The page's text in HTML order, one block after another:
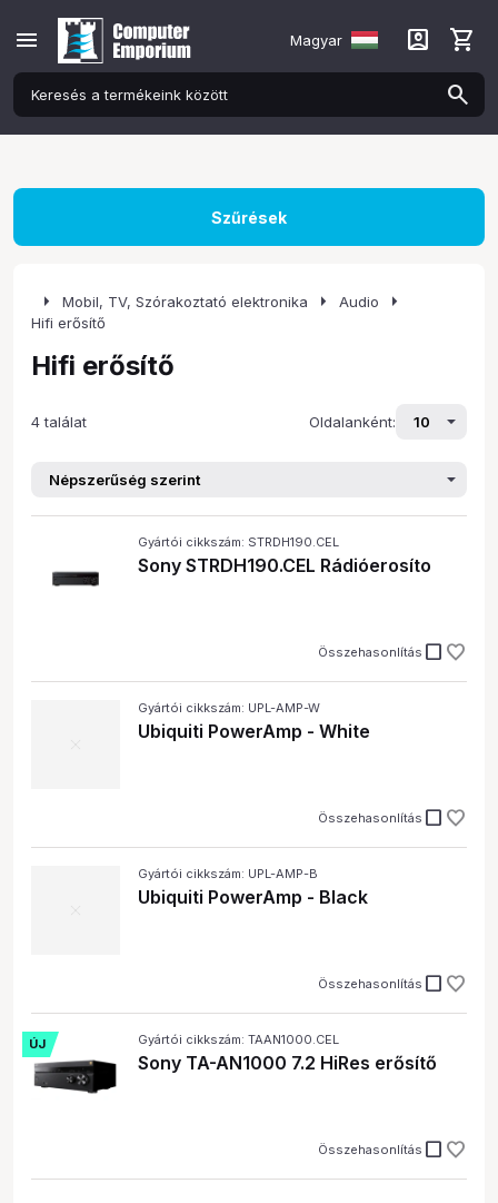
menu Magyar account_box shopping_cart
arrow_right Mobil, TV, Szórakoztató elektronika arrow_right Audio arrow_right
Hifi erősítő
Hifi erősítő
4 találat Oldalanként:
Gyártói cikkszám: STRDH190.CEL
Sony STRDH190.CEL Rádióerosíto
Összehasonlítás check_box_outline_blank
Gyártói cikkszám: UPL-AMP-W
Ubiquiti PowerAmp - White
Összehasonlítás check_box_outline_blank
Gyártói cikkszám: UPL-AMP-B
Ubiquiti PowerAmp - Black
Összehasonlítás check_box_outline_blank
ÚJ Gyártói cikkszám: TAAN1000.CEL
Sony TA-AN1000 7.2 HiRes erősítő
Összehasonlítás check_box_outline_blank
Szűrések